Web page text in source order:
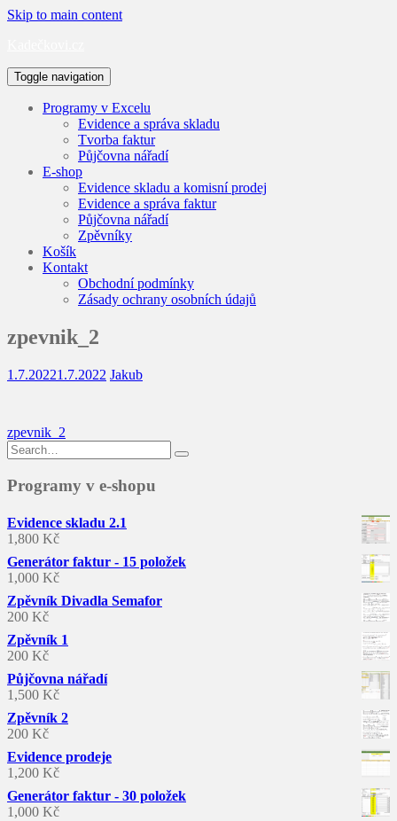
Skip to main content
Toggle navigation
Programy v Excelu
Evidence a správa skladu
Tvorba faktur
Půjčovna nářadí
E-shop
Evidence skladu a komisní prodej
Evidence a správa faktur
Půjčovna nářadí
Zpěvníky
Košík
Kontakt
Obchodní podmínky
Zásady ochrany osobních údajů
zpevnik_2
1.7.20221.7.2022 Jakub
Navigace
pro
příspěvek
zpevnik_2
Search
for:
Programy v e-shopu
Evidence skladu 2.1
1,800 Kč
Generátor faktur - 15 položek
1,000 Kč
Zpěvník Divadla Semafor
200 Kč
Zpěvník 1
200 Kč
Půjčovna nářadí
1,500 Kč
Zpěvník 2
200 Kč
Evidence prodeje
1,200 Kč
Generátor faktur - 30 položek
1,000 Kč